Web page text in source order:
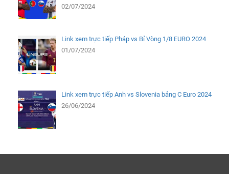
02/07/2024
Link xem trực tiếp Pháp vs Bỉ Vòng 1/8 EURO 2024
01/07/2024
Link xem trực tiếp Anh vs Slovenia bảng C Euro 2024
26/06/2024